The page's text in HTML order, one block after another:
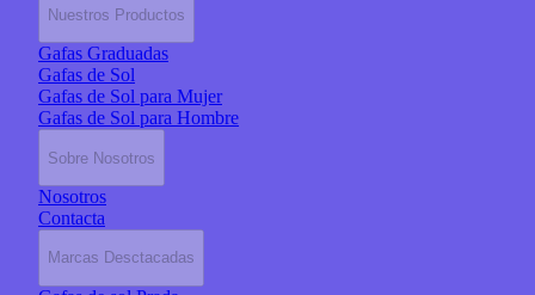
Nuestros Productos
Gafas Graduadas
Gafas de Sol
Gafas de Sol para Mujer
Gafas de Sol para Hombre
Sobre Nosotros
Nosotros
Contacta
Marcas Desctacadas